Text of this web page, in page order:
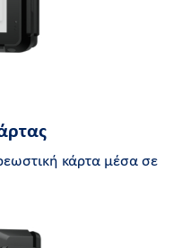
κάρτα μέσα σε